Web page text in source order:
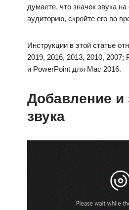
думаете, что значок звука
аудиторию, скройте его во
Инструкции в этой статье
2019, 2016, 2013, 2010, 2007;
и PowerPoint для Mac 2016.
Добавление и
звука